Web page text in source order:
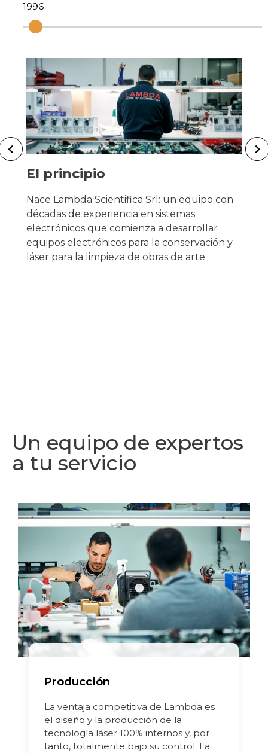
1996
El principio
Nace Lambda Scientifica Srl: un equipo con
décadas de experiencia en sistemas
electrónicos que comienza a desarrollar
equipos electrónicos para la conservación y
láser para la limpieza de obras de arte.
Un equipo de expertos
a tu servicio
Producción
La ventaja competitiva de Lambda es
el diseño y la producción de la
tecnología láser 100% internos y, por
tanto, totalmente bajo su control. La